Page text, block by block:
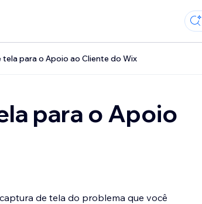
para o Apoio ao Cliente do Wix
para o Apoio
de tela do problema que você